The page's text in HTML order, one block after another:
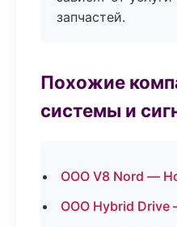
запчастей.
Похожие
системы и
ООО V8 Nord —
ООО Hybrid Drive